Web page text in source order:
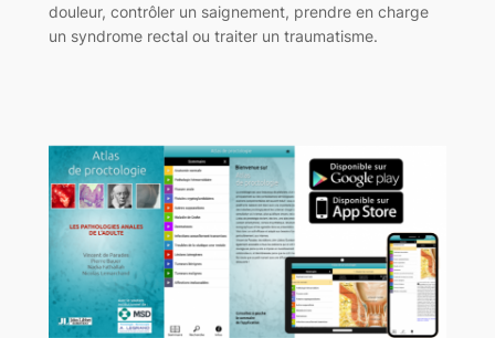
douleur, contrôler un saignement, prendre en charge
un syndrome rectal ou traiter un traumatisme.